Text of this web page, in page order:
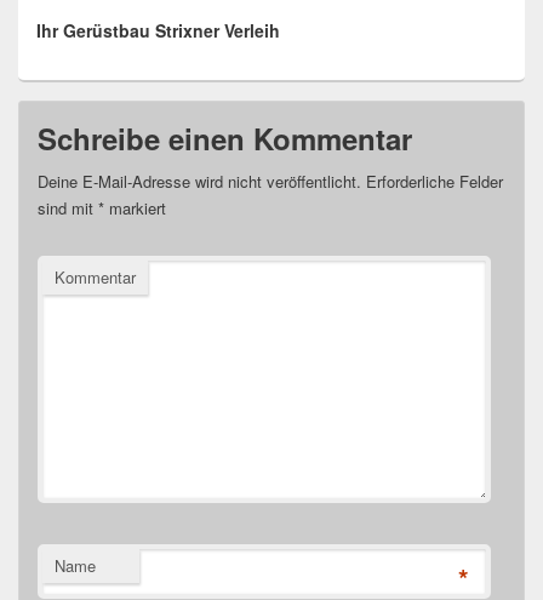
Ihr Gerüstbau Strixner Verleih
Schreibe einen Kommentar
Deine E-Mail-Adresse wird nicht veröffentlicht. Erforderliche Felder
sind mit * markiert
Kommentar
Name *